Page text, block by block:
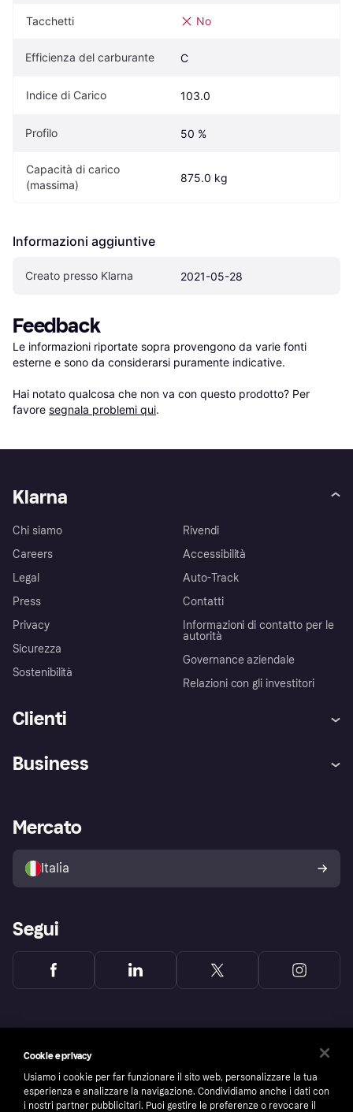
Tacchetti No
Efficienza del carburante C
Indice di Carico 103.0
Profilo 50 %
Capacità di carico
(massima)
875.0 kg
Informazioni aggiuntive
Creato presso Klarna 2021-05-28
Feedback
Le informazioni riportate sopra provengono da varie fonti
esterne e sono da considerarsi puramente indicative.
Hai notato qualcosa che non va con questo prodotto? Per
favore segnala problemi qui.
Klarna
Chi siamo
Careers
Legal
Press
Privacy
Sicurezza
Sostenibilità
Rivendi
Accessibilità
Auto-Track
Contatti
Informazioni di contatto per le
autorità
Governance aziendale
Relazioni con gli investitori
Clienti
Esplora i negozi
Politica di protezione
dell'acquirente Klarna
Business
Accesso aziende
Mercato
Italia
Segui
Cookie e privacy
Usiamo i cookie per far funzionare il sito web, personalizzare la tua
esperienza e analizzare la navigazione. Condividiamo anche i dati con
i nostri partner pubblicitari. Puoi gestire le preferenze o revocare il